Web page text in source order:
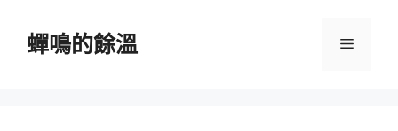
蟬鳴的餘溫 選